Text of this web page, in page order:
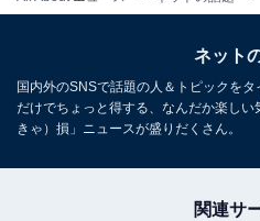
ネット
国内外のSNSで話題の人＆トピックを
だけでちょっと得する、なんだか楽し
きゃ）損」ニュースが盛りだくさん。
関連サ